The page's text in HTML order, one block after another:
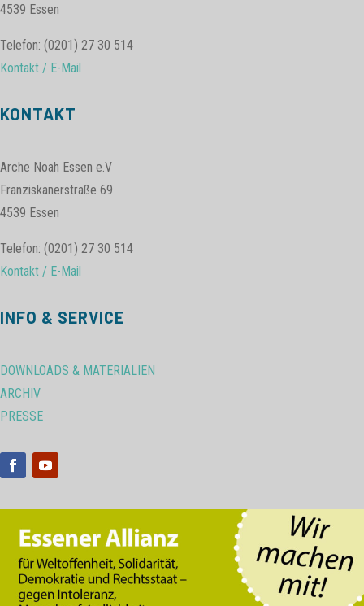
4539 Essen
Telefon: (0201) 27 30 514
Kontakt / E-Mail
KONTAKT
Arche Noah Essen e.V
Franziskanerstraße 69
4539 Essen
Telefon: (0201) 27 30 514
Kontakt / E-Mail
INFO & SERVICE
DOWNLOADS & MATERIALIEN
ARCHIV
PRESSE